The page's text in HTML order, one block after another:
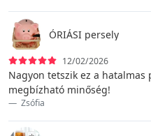
ÓRIÁSI persely
12/02/2026
Nagyon tetszik ez a hatalmas
megbízható minőség!
Zsófia